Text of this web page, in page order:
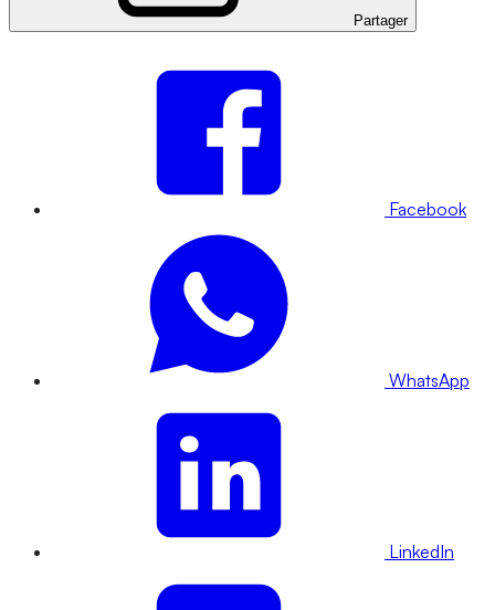
Partager
Facebook
WhatsApp
LinkedIn